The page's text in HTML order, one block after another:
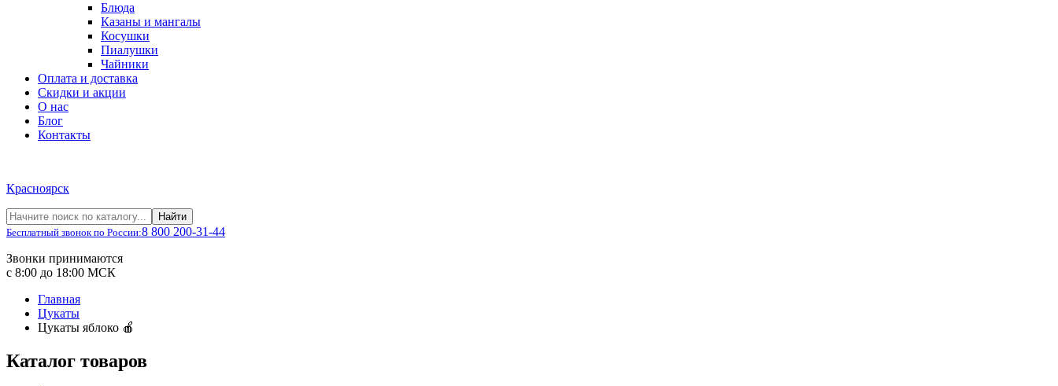
Блюда
Казаны и мангалы
Косушки
Пиалушки
Чайники
Оплата и доставка
Скидки и акции
О нас
Блог
Контакты
Красноярск
Найти
Бесплатный звонок по России:8 800 200-31-44
Звонки принимаются
с 8:00 до 18:00 МСК
Главная
Цукаты
Цукаты яблоко 🍎
Каталог товаров